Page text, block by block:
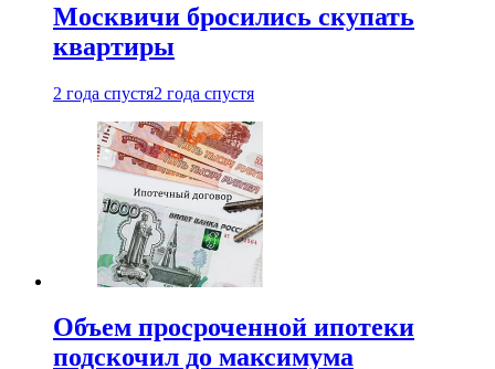
Москвичи бросились скупать
квартиры
2 года спустя2 года спустя
Объем просроченной ипотеки
подскочил до максимума